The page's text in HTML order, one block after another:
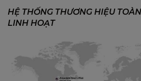
HỆ THỐNG THƯƠNG HIỆU
LINH HOẠT